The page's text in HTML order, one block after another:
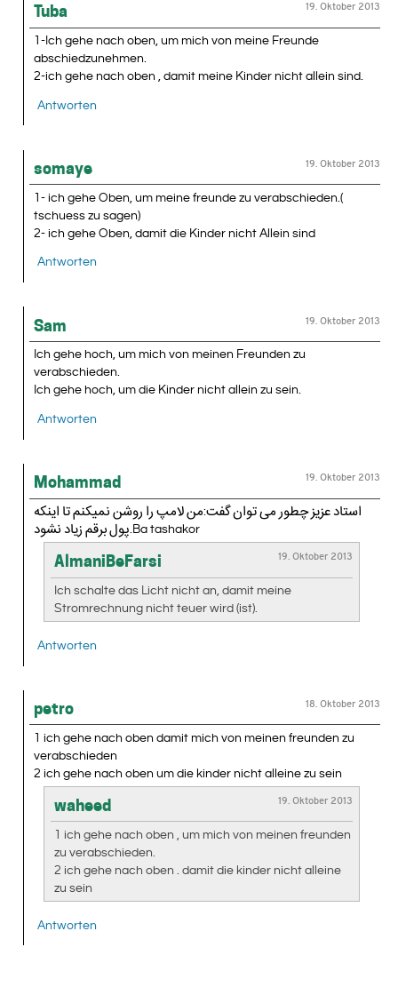
Tuba 19. Oktober 2013
1-Ich gehe nach oben, um mich von meine Freunde
abschiedzunehmen.
2-ich gehe nach oben , damit meine Kinder nicht allein sind.
Antworten
somaye 19. Oktober 2013
1- ich gehe Oben, um meine freunde zu verabschieden.(
tschuess zu sagen)
2- ich gehe Oben, damit die Kinder nicht Allein sind
Antworten
Sam 19. Oktober 2013
Ich gehe hoch, um mich von meinen Freunden zu
verabschieden.
Ich gehe hoch, um die Kinder nicht allein zu sein.
Antworten
Mohammad 19. Oktober 2013
استاد عزیز چطور می توان گفت:من لامپ را روشن نمیکنم تا اینکه
پول برقم زیاد نشود.Ba tashakor
AlmaniBeFarsi 19. Oktober 2013
Ich schalte das Licht nicht an, damit meine
Stromrechnung nicht teuer wird (ist).
Antworten
petro 18. Oktober 2013
1 ich gehe nach oben damit mich von meinen freunden zu
verabschieden
2 ich gehe nach oben um die kinder nicht alleine zu sein
waheed 19. Oktober 2013
1 ich gehe nach oben , um mich von meinen freunden
zu verabschieden.
2 ich gehe nach oben . damit die kinder nicht alleine
zu sein
Antworten